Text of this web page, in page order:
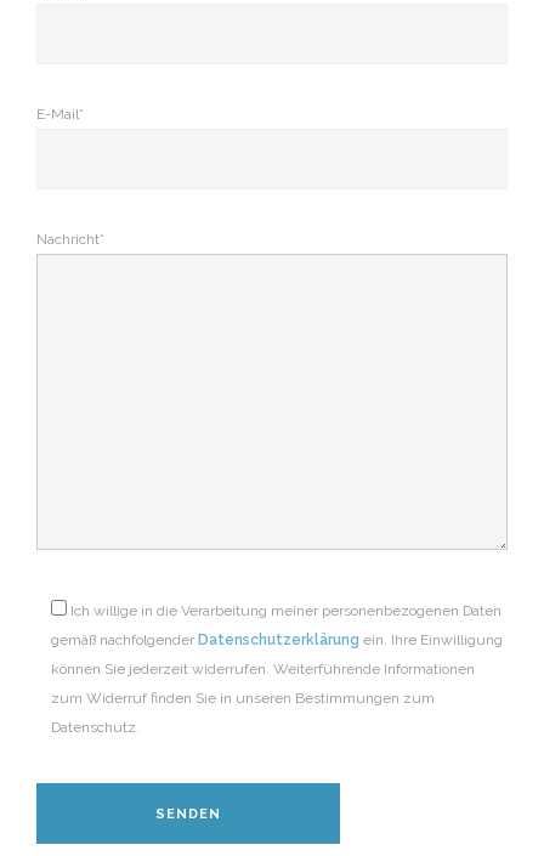
E-Mail*
Nachricht*
Ich willige in die Verarbeitung meiner personenbezogenen Daten
gemäß nachfolgender Datenschutzerklärung ein. Ihre Einwilligung
können Sie jederzeit widerrufen. Weiterführende Informationen
zum Widerruf finden Sie in unseren Bestimmungen zum
Datenschutz.